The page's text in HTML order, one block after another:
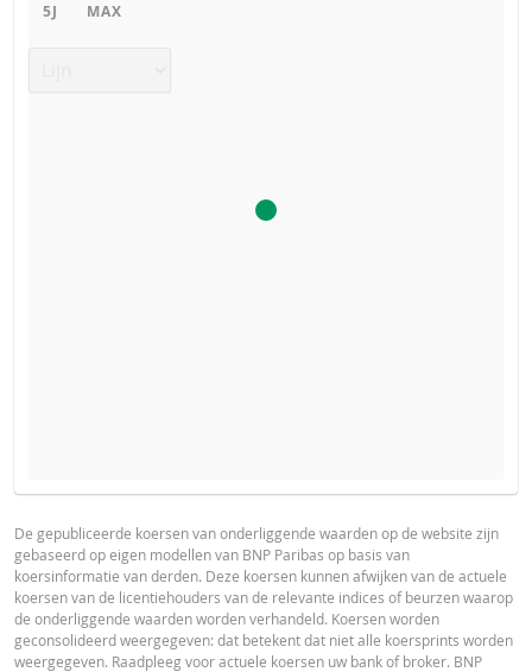
5J MAX
De calculator voor dit product is uitgeschakeld, omdat het
stop-loss niveau van dit product bereikt is.
PROSPECTUS
Prospectus (NL) URL
FINAL TERMS
PRODUCT PROJECTIONS
Some helper text for the product price projections, financial
advised
UNDERLYING PRICE PRICE PROJECTION
De gepubliceerde koersen van onderliggende waarden op de website zijn
gebaseerd op eigen modellen van BNP Paribas op basis van
koersinformatie van derden. Deze koersen kunnen afwijken van de actuele
koersen van de licentiehouders van de relevante indices of beurzen waarop
de onderliggende waarden worden verhandeld. Koersen worden
geconsolideerd weergegeven: dat betekent dat niet alle koersprints worden
weergegeven. Raadpleeg voor actuele koersen uw bank of broker. BNP